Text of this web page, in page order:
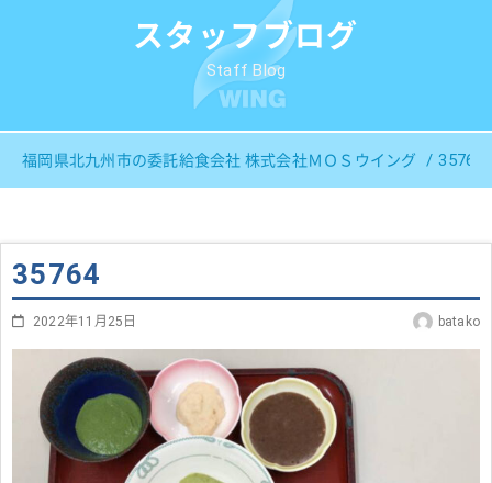
スタッフブログ
Staff Blog
福岡県北九州市の委託給食会社 株式会社ＭＯＳウイング 35764
35764
2022年11月25日 batako